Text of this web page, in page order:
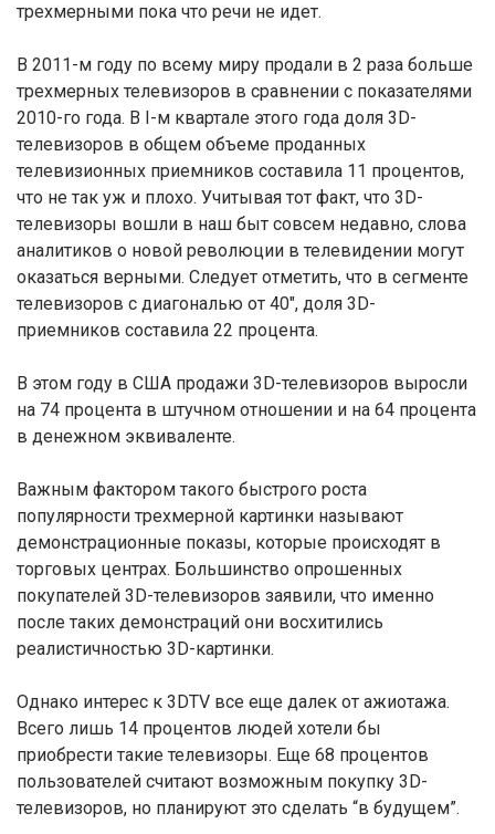
трехмерными пока что речи не идет.
В 2011-м году по всему миру продали в 2 раза больше
трехмерных телевизоров в сравнении с показателями
2010-го года. В I-м квартале этого года доля 3D-
телевизоров в общем объеме проданных
телевизионных приемников составила 11 процентов,
что не так уж и плохо. Учитывая тот факт, что 3D-
телевизоры вошли в наш быт совсем недавно, слова
аналитиков о новой революции в телевидении могут
оказаться верными. Следует отметить, что в сегменте
телевизоров с диагональю от 40″, доля 3D-
приемников составила 22 процента.
В этом году в США продажи 3D-телевизоров выросли
на 74 процента в штучном отношении и на 64 процента
в денежном эквиваленте.
Важным фактором такого быстрого роста
популярности трехмерной картинки называют
демонстрационные показы, которые происходят в
торговых центрах. Большинство опрошенных
покупателей 3D-телевизоров заявили, что именно
после таких демонстраций они восхитились
реалистичностью 3D-картинки.
Однако интерес к 3DTV все еще далек от ажиотажа.
Всего лишь 14 процентов людей хотели бы
приобрести такие телевизоры. Еще 68 процентов
пользователей считают возможным покупку 3D-
телевизоров, но планируют это сделать “в будущем”.